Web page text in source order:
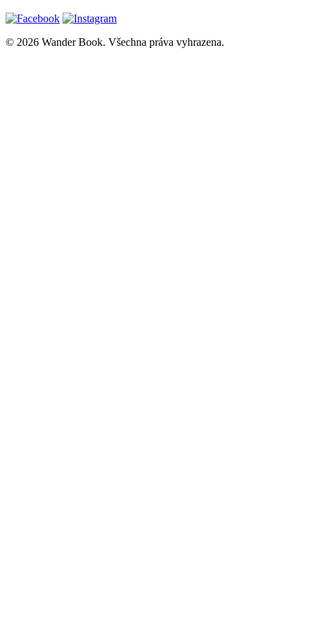
© 2026 Wander Book. Všechna práva vyhrazena.